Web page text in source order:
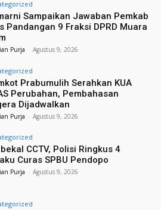
Sampaikan Jawaban Pemkab
Pandangan 9 Fraksi DPRD Muara
Purja - Agustus 9, 2026
Prabumulih Serahkan KUA
Perubahan, Pembahasan
Dijadwalkan
Purja - Agustus 9, 2026
CCTV, Polisi Ringkus 4
Curas SPBU Pendopo
Purja - Agustus 9, 2026